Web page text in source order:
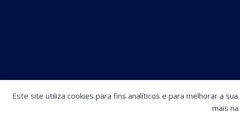
Este site utiliza cookies para fins analíticos e para melhorar a
mais
Preferências de cookies